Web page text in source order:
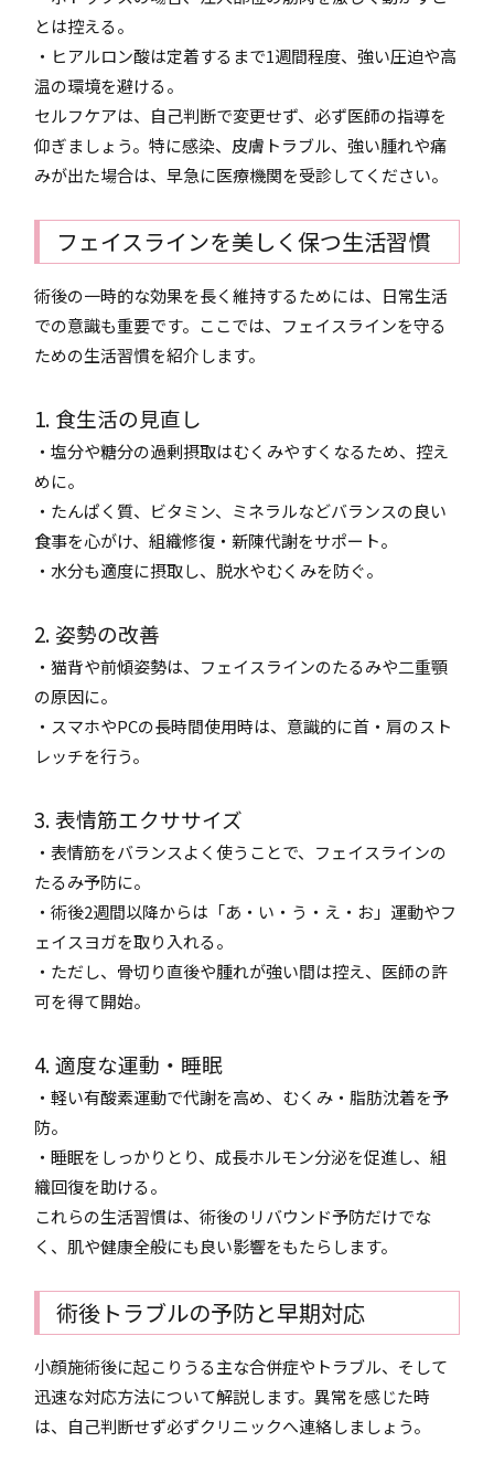
とは控える。
・ヒアルロン酸は定着するまで1週間程度、強い圧迫や高
温の環境を避ける。
セルフケアは、自己判断で変更せず、必ず医師の指導を
仰ぎましょう。特に感染、皮膚トラブル、強い腫れや痛
みが出た場合は、早急に医療機関を受診してください。
フェイスラインを美しく保つ生活習慣
術後の一時的な効果を長く維持するためには、日常生活
での意識も重要です。ここでは、フェイスラインを守る
ための生活習慣を紹介します。
1. 食生活の見直し
・塩分や糖分の過剰摂取はむくみやすくなるため、控え
めに。
・たんぱく質、ビタミン、ミネラルなどバランスの良い
食事を心がけ、組織修復・新陳代謝をサポート。
・水分も適度に摂取し、脱水やむくみを防ぐ。
2. 姿勢の改善
・猫背や前傾姿勢は、フェイスラインのたるみや二重顎
の原因に。
・スマホやPCの長時間使用時は、意識的に首・肩のスト
レッチを行う。
3. 表情筋エクササイズ
・表情筋をバランスよく使うことで、フェイスラインの
たるみ予防に。
・術後2週間以降からは「あ・い・う・え・お」運動やフ
ェイスヨガを取り入れる。
・ただし、骨切り直後や腫れが強い間は控え、医師の許
可を得て開始。
4. 適度な運動・睡眠
・軽い有酸素運動で代謝を高め、むくみ・脂肪沈着を予
防。
・睡眠をしっかりとり、成長ホルモン分泌を促進し、組
織回復を助ける。
これらの生活習慣は、術後のリバウンド予防だけでな
く、肌や健康全般にも良い影響をもたらします。
術後トラブルの予防と早期対応
小顔施術後に起こりうる主な合併症やトラブル、そして
迅速な対応方法について解説します。異常を感じた時
は、自己判断せず必ずクリニックへ連絡しましょう。